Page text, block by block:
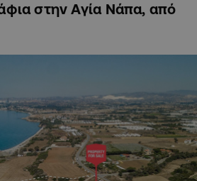
στην Αγία Νάπα, από